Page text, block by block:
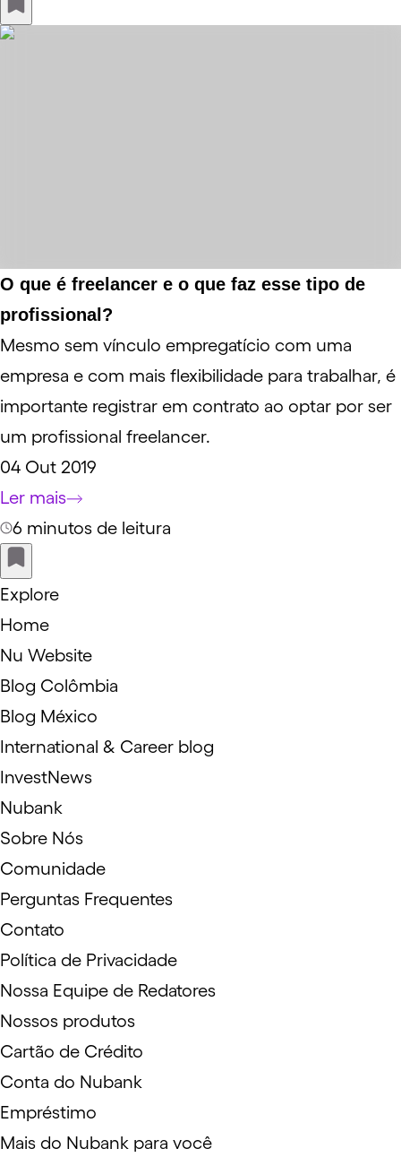
O que é freelancer e o que faz esse tipo de
profissional?
Mesmo sem vínculo empregatício com uma
empresa e com mais flexibilidade para trabalhar, é
importante registrar em contrato ao optar por ser
um profissional freelancer.
04 Out 2019
Ler mais
6 minutos de leitura
Explore
Home
Nu Website
Blog Colômbia
Blog México
International & Career blog
InvestNews
Nubank
Sobre Nós
Comunidade
Perguntas Frequentes
Contato
Política de Privacidade
Nossa Equipe de Redatores
Nossos produtos
Cartão de Crédito
Conta do Nubank
Empréstimo
Mais do Nubank para você